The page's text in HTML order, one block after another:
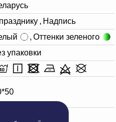
, Надпись
, Оттенки зеленого
упаковки